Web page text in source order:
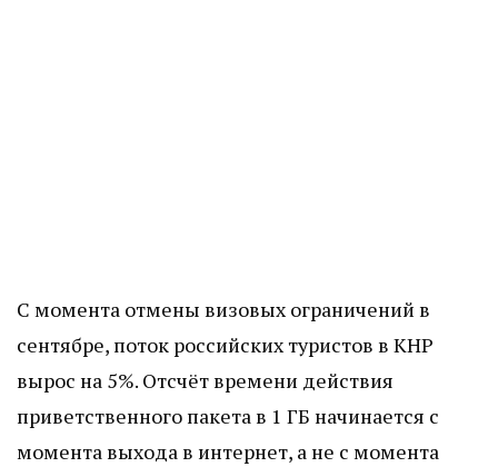
С момента отмены визовых ограничений в
сентябре, поток российских туристов в КНР
вырос на 5%. Отсчёт времени действия
приветственного пакета в 1 ГБ начинается с
момента выхода в интернет, а не с момента